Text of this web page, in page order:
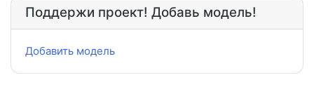
Поддержи проект! Добавь модель!
Добавить модель